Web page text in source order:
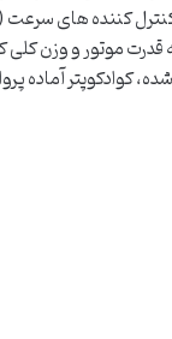
موتور و وزن کلی
کوادکوپتر آماده